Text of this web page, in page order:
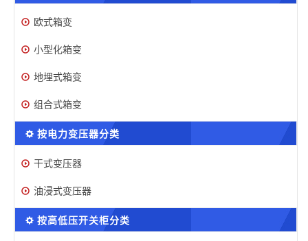
欧式箱变
小型化箱变
地埋式箱变
组合式箱变
按电力变压器分类
干式变压器
油浸式变压器
按高低压开关柜分类